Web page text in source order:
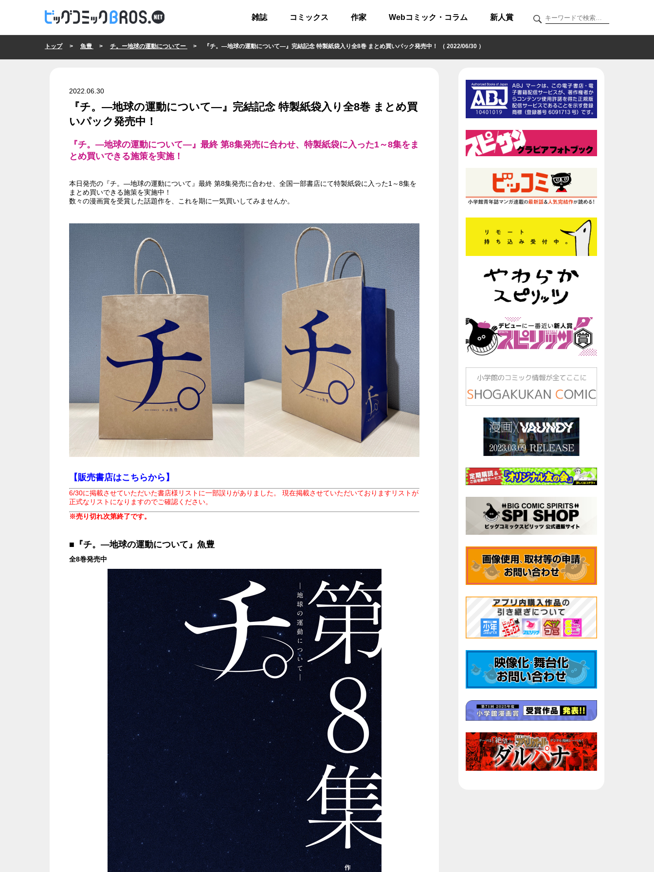
雑誌 コミックス 作家 Webコミック・コラム 新人賞
トップ> 魚豊 > チ。ー地球の運動についてー > 『チ。―地球の運動について―』完結記念 特製紙袋入り全8巻 まとめ買いパック発売中！ （ 2022/06/30 ）
2022.06.30
『チ。―地球の運動について―』完結記念 特製紙袋入り全8巻 まとめ買
いパック発売中！
『チ。―地球の運動について―』最終 第8集発売に合わせ、特製紙袋に入った1～8集をま
とめ買いできる施策を実施！
本日発売の『チ。―地球の運動について』最終 第8集発売に合わせ、全国一部書店にて特製紙袋に入った1～8集を
まとめ買いできる施策を実施中！
数々の漫画賞を受賞した話題作を、これを期に一気買いしてみませんか。
【販売書店はこちらから】
6/30に掲載させていただいた書店様リストに一部誤りがありました。 現在掲載させていただいておりますリストが
正式なリストになりますのでご確認ください。
※売り切れ次第終了です。
■『チ。―地球の運動について』魚豊
全8巻発売中